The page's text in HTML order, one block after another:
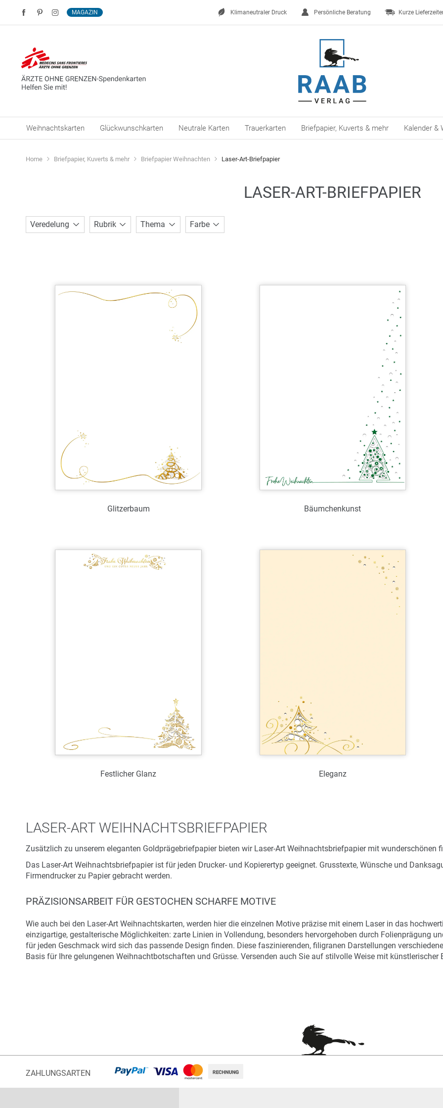
Klimaneutraler Druck Persönliche Beratung Kurze
MAGAZIN
Weihnachtskarten Glückwunschkarten Neutrale Karten Trauerkarten Briefpapier, Kuverts & mehr Kalender &
Home Briefpapier, Kuverts & mehr Briefpapier Weihnachten Laser-Art-Briefpapier
LASER-ART-BRIEFPAPIER
Veredelung Rubrik Thema Farbe
Glitzerbaum
Verfügbar
Bäumchenkunst
Verfügbar
Zum Merkzettel hinzufügen
Festlicher Glanz Eleganz
LASER-ART WEIHNACHTSBRIEFPAPIER
Zusätzlich zu unserem eleganten Goldprägebriefpapier bieten wir Laser-Art Weihnachtsbriefpapier mit
Das Laser-Art Weihnachtsbriefpapier ist für jeden Drucker- und Kopierertyp geeignet. Grusstexte, Wünsche und
Firmendrucker zu Papier gebracht werden.
PRÄZISIONSARBEIT FÜR GESTOCHEN SCHARFE MOTIVE
Wie auch bei den Laser-Art Weihnachtskarten, werden hier die einzelnen Motive präzise mit einem Laser in das
einzigartige, gestalterische Möglichkeiten: zarte Linien in Vollendung, besonders hervorgehoben durch Folienprägung
für jeden Geschmack wird sich das passende Design finden. Diese faszinierenden, filigranen Darstellungen
Basis für Ihre gelungenen Weihnachtbotschaften und Grüsse. Versenden auch Sie auf stilvolle Weise mit künstlerischer
ZAHLUNGSARTEN